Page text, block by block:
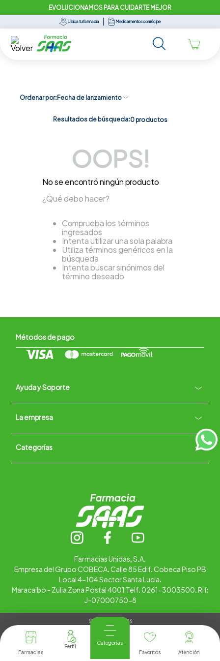
EVOLUCIONAMOS PARA CUIDARTE MEJOR
Ubica tu farmacia Medicamentos con récipe
Farmacias
Categorías
Favoritos
Atención
Ordenar por Fecha de lanzamiento
Resultados de búsqueda:0 productos
OOPS!
No se encontró ningún producto
¿Qué debo hacer?
Comprueba los términos
ingresados
Intenta utilizar una sola palabra
Utiliza términos genéricos en la
búsqueda
Intenta buscar sinónimos del
término deseado
Métodos de pago
Ayuda y Soporte +
Contacto vía WhatsApp
Términos y condiciones
La empresa +
Quiénes somos
Trabaja con nosotros
Categorías +
Farmacias Unidas, S.A.
Empresa del Grupo COBECA. Calle 85 Edif. Cobeca Piso PB
Local 4-104 Sector Santa Lucia.
Maracaibo - Zulia Zona Postal 4001 Telf. 0261-3003500. Rif:
J-07000750-8
© Copyright 2026
Tienda Virtual desarrollada por
Tecnología